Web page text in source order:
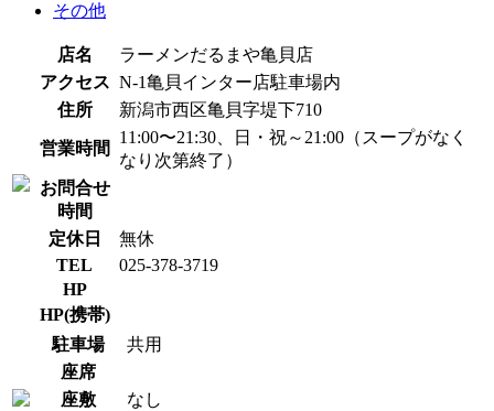
その他
店名
ラーメンだるまや亀貝店
アクセス N-1亀貝インター店駐車場内
住所
新潟市西区亀貝字堤下710
営業時間
11:00〜21:30、日・祝～21:00（スープがなく
なり次第終了）
お問合せ
時間
定休日
無休
TEL
025-378-3719
HP
HP(携帯)
駐車場
共用
座席
座敷
なし